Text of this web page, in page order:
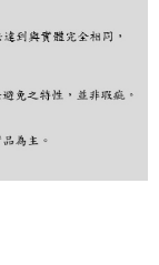
さい。AFTEE アプ
限を最長 45 日以内
長できる日数をも
るまで支払い期限
あります（例：予